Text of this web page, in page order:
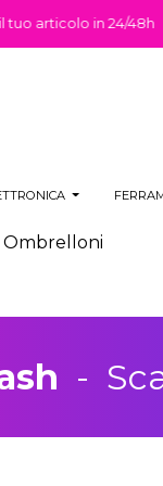
in 24/48h
Ombrelloni
-